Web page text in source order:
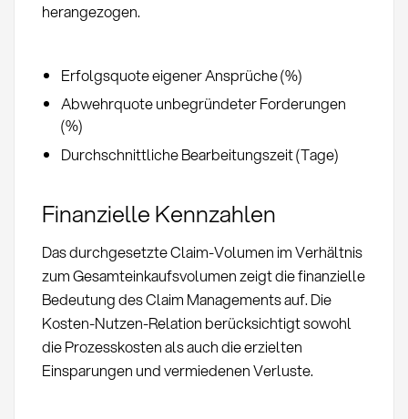
herangezogen.
Erfolgsquote eigener Ansprüche (%)
Abwehrquote unbegründeter Forderungen
(%)
Durchschnittliche Bearbeitungszeit (Tage)
Finanzielle Kennzahlen
Das durchgesetzte Claim-Volumen im Verhältnis
zum Gesamteinkaufsvolumen zeigt die finanzielle
Bedeutung des Claim Managements auf. Die
Kosten-Nutzen-Relation berücksichtigt sowohl
die Prozesskosten als auch die erzielten
Einsparungen und vermiedenen Verluste.